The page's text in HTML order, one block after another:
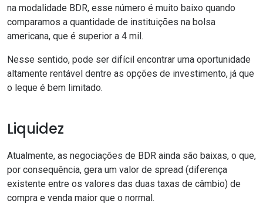
na modalidade BDR, esse número é muito baixo quando
comparamos a quantidade de instituições na bolsa
americana, que é superior a 4 mil.
Nesse sentido, pode ser difícil encontrar uma oportunidade
altamente rentável dentre as opções de investimento, já que
o leque é bem limitado.
Liquidez
Atualmente, as negociações de BDR ainda são baixas, o que,
por consequência, gera um valor de spread (diferença
existente entre os valores das duas taxas de câmbio) de
compra e venda maior que o normal.